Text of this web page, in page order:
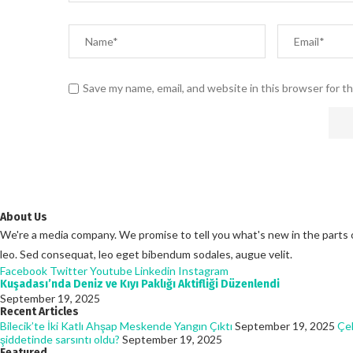
Save my name, email, and website in this browser for
About Us
We're a media company. We promise to tell you what's new in the
leo. Sed consequat, leo eget bibendum sodales, augue velit.
Facebook TwitterYoutubeLinkedin Instagram
Kuşadası’nda Deniz ve Kıyı Paklığı Aktifliği Düzenlendi
September 19, 2025
Recent Articles
Bilecik’te İki Katlı Ahşap Meskende Yangın Çıktı September 19, 2025
şiddetinde sarsıntı oldu? September 19, 2025